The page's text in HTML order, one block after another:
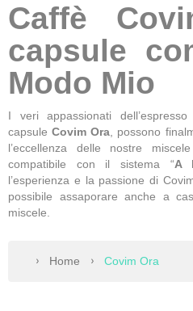
Caffè
capsule
Modo Mio
I veri appassionati
capsuleCovim Ora , possono
l’eccellenza delle nostre
compatibile con il sistema “A
l’esperienza e la passione di
possibile assaporare anche a
miscele.
Home Covim Ora